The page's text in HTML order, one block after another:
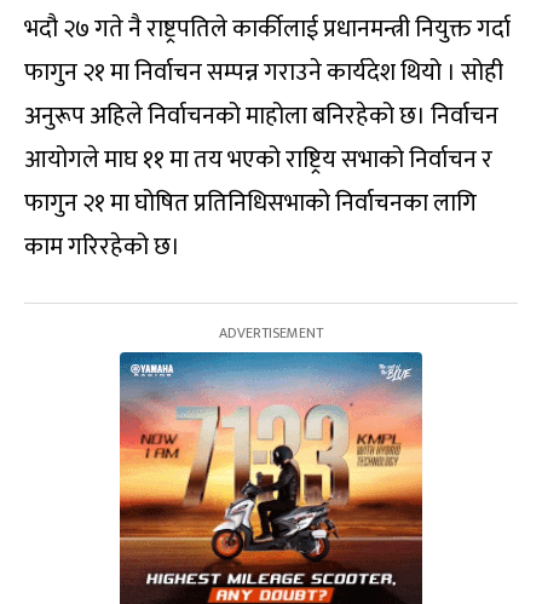
भदौ २७ गते नै राष्ट्रपतिले कार्कीलाई प्रधानमन्त्री नियुक्त गर्दा
फागुन २१ मा निर्वाचन सम्पन्न गराउने कार्यदेश थियो । सोही
अनुरूप अहिले निर्वाचनको माहोला बनिरहेको छ। निर्वाचन
आयोगले माघ ११ मा तय भएको राष्ट्रिय सभाको निर्वाचन र
फागुन २१ मा घोषित प्रतिनिधिसभाको निर्वाचनका लागि
काम गरिरहेको छ।